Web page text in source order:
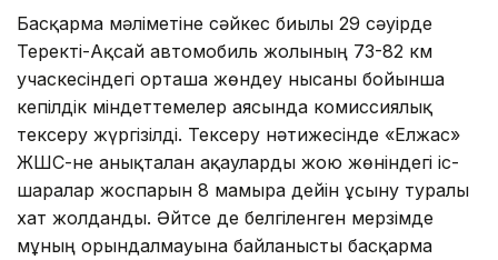
Басқарма мәліметіне сәйкес биылғы 29 сәуірде
Теректі-Ақсай автомобиль жолының 73-82 км
учаскесіндегі орташа жөндеу нысаны бойынша
кепілдік міндеттемелер аясында комиссиялық
тексеру жүргізілді. Тексеру нәтижесінде «Елжас»
ЖШС-не анықталған ақауларды жою жөніндегі іс-
шаралар жоспарын 8 мамырға дейін ұсыну туралы
хат жолданды. Әйтсе де белгіленген мерзімде
мұның орындалмауына байланысты басқарма